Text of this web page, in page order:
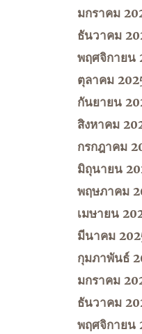
มกราคม
ธันวาคม
พฤศจิกายน
ตุลาคม
กันยายน
สิงหาคม
กรกฎาคม
มิถุนายน
พฤษภาคม
เมษายน
มีนาคม
กุมภาพันธ์
มกราคม
ธันวาคม
พฤศจิกายน